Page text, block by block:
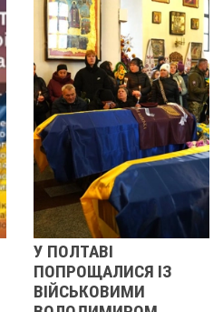
У ПОЛТАВІ
ПОПРОЩАЛИСЯ ІЗ
ВІЙСЬКОВИМИ